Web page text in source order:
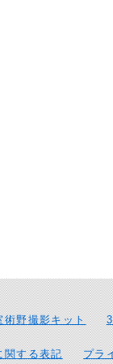
術野撮影キット
関する表記 プラ